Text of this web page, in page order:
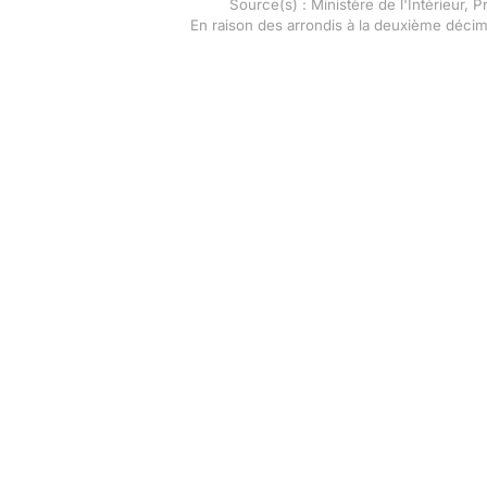
Source(s) : Ministère de l'Intérieur,
En raison des arrondis à la deuxième